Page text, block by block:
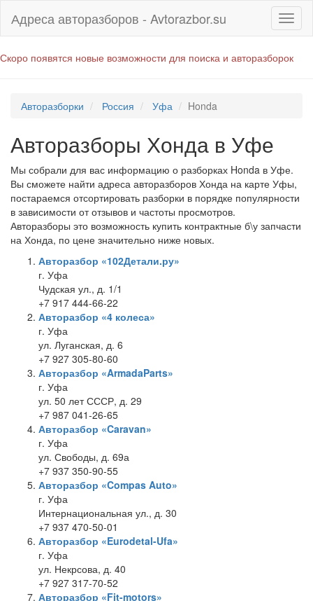
Адреса авторазборов - Avtorazbor.su
Скоро появятся новые возможности для поиска и авторазборок
Авторазборки Россия Уфа Honda
Авторазборы Хонда в Уфе
Мы собрали для вас информацию о разборках Honda в Уфе.
Вы сможете найти адреса авторазборов Хонда на карте Уфы,
постараемся отсортировать разборки в порядке популярности
в зависимости от отзывов и частоты просмотров.
Авторазборы это возможность купить контрактные б\у запчасти
на Хонда, по цене значительно ниже новых.
Авторазбор «102Детали.ру»
г. Уфа
Чудская ул., д. 1/1
+7 917 444-66-22
Авторазбор «4 колеса»
г. Уфа
ул. Луганская, д. 6
+7 927 305-80-60
Авторазбор «ArmadaParts»
г. Уфа
ул. 50 лет СССР, д. 29
+7 987 041-26-65
Авторазбор «Caravan»
г. Уфа
ул. Свободы, д. 69а
+7 937 350-90-55
Авторазбор «Compas Auto»
г. Уфа
Интернациональная ул., д. 30
+7 937 470-50-01
Авторазбор «Eurodetal-Ufa»
г. Уфа
ул. Некрсова, д. 40
+7 927 317-70-52
Авторазбор «Fit-motors»